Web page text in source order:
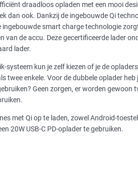
draadloos opladen met een mooi
dan ook. Dankzij de ingebouwde Qi
ingebouwde smart charge technologie
van de accu. Deze gecertificeerde lader
lader.
kun je zelf kiezen of je de
twee enkele. Voor de dubbele oplader heb
Geen zorgen, er worden gewoon
met Qi op te laden, zowel Android-
20W USB-C PD-oplader te gebruiken.